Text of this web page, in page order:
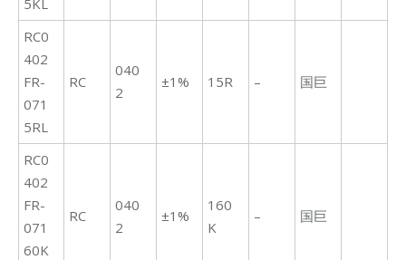
5KL
RC0
402
FR-
071
5RL
RC
040
2
±1% 15R – 国巨
RC0
402
FR-
071
60K
RC
040
2
±1%
160
K
– 国巨